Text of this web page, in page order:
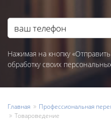
Нажимая на кнопку
обработку своих
Главная
Профессиональная
Товароведение